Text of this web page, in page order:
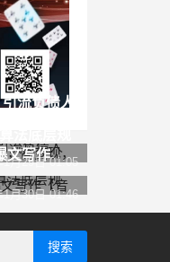
流负债人
1月29日 01:05
文写作
1月30日 01:46
搜索